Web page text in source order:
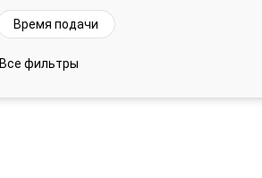
Время подачи
Все фильтры